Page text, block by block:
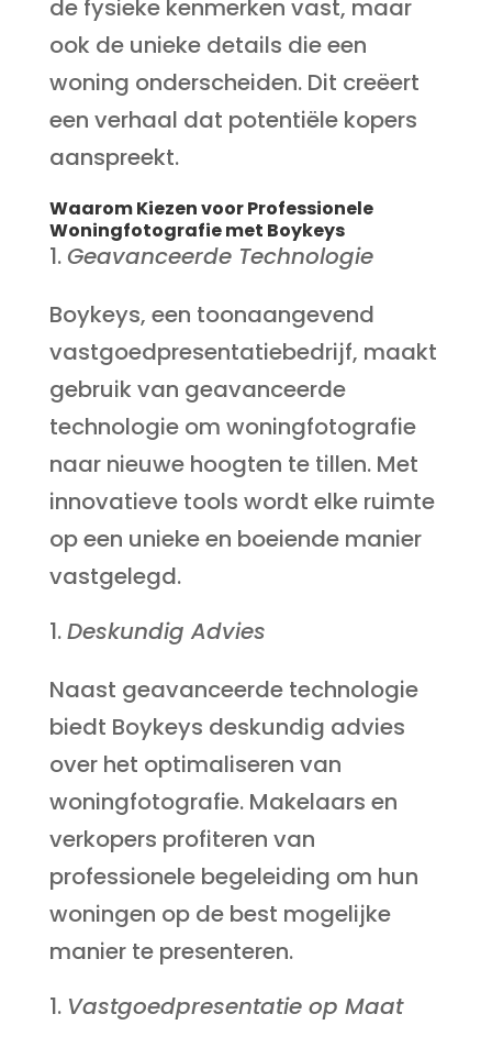
de fysieke kenmerken vast, maar
ook de unieke details die een
woning onderscheiden. Dit creëert
een verhaal dat potentiële kopers
aanspreekt.
Waarom Kiezen voor Professionele
Woningfotografie met Boykeys
Geavanceerde Technologie
Boykeys, een toonaangevend
vastgoedpresentatiebedrijf, maakt
gebruik van geavanceerde
technologie om woningfotografie
naar nieuwe hoogten te tillen. Met
innovatieve tools wordt elke ruimte
op een unieke en boeiende manier
vastgelegd.
Deskundig Advies
Naast geavanceerde technologie
biedt Boykeys deskundig advies
over het optimaliseren van
woningfotografie. Makelaars en
verkopers profiteren van
professionele begeleiding om hun
woningen op de best mogelijke
manier te presenteren.
Vastgoedpresentatie op Maat